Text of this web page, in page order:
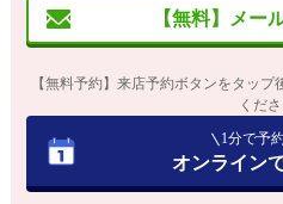
【無料】メー
【無料予約】来店予約ボタンをタッ
くだ
1分で予
オンライン